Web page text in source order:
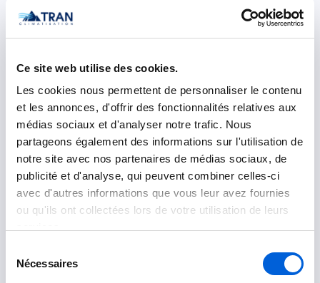
Ce site web utilise des cookies.
Les cookies nous permettent de personnaliser le contenu
et les annonces, d'offrir des fonctionnalités relatives aux
médias sociaux et d'analyser notre trafic. Nous
partageons également des informations sur l'utilisation de
notre site avec nos partenaires de médias sociaux, de
publicité et d'analyse, qui peuvent combiner celles-ci
avec d'autres informations que vous leur avez fournies
ou qu'ils ont collectées lors de votre utilisation de leurs
Nécessaires
Zones desservies
de Montréal et le dans le Grand Montréal et sur la
Rive-Sud de Montréal
Laval
: Chomedey, Sainte-Dorothée, Duvernay,
Laval-des-Rapides
Montréal: Ahuntsic, Rosemont, Ahuntsic-
Cartierville, Anjou, Villeray, Côte-des-Neiges
Boucherville, Saint-Hubert